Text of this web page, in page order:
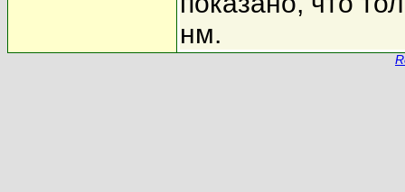
нм.